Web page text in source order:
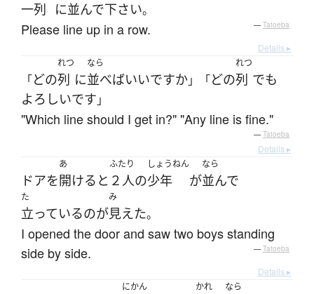
一列 に並んで下さい。
Please line up in a row. — Tatoeba
Details ▸
「どの
れつ
列 に
なら
並べばいいですか」「どの
れつ
列 でも
よろしいです 」
"Which line should I get in?" "Any line is fine."
— Tatoeba
Details ▸
ドアを
あ
開ける と
ふたり
２人の
しょうねん
少年 が
なら
並んで
た
立っているのが
み
見えた。
I opened the door and saw two boys standing
side by side.
— Tatoeba
Details ▸
にかん かれ なら